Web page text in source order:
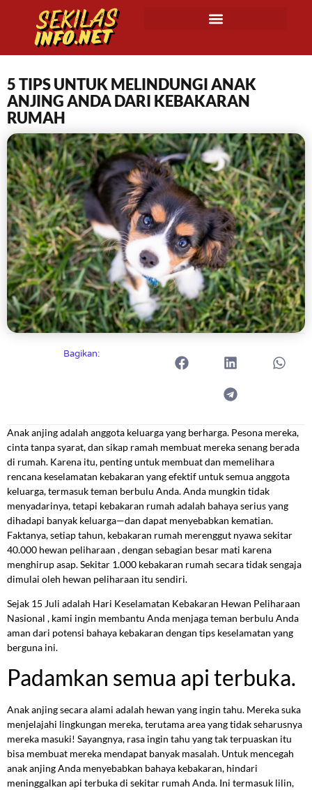
5 TIPS UNTUK MELINDUNGI ANAK
ANJING ANDA DARI KEBAKARAN
RUMAH
Bagikan:
Anak anjing adalah anggota keluarga yang berharga. Pesona mereka,
cinta tanpa syarat, dan sikap ramah membuat mereka senang berada
di rumah. Karena itu, penting untuk membuat dan memelihara
rencana keselamatan kebakaran yang efektif untuk semua anggota
keluarga, termasuk teman berbulu Anda. Anda mungkin tidak
menyadarinya, tetapi kebakaran rumah adalah bahaya serius yang
dihadapi banyak keluarga—dan dapat menyebabkan kematian.
Faktanya, setiap tahun, kebakaran rumah merenggut nyawa sekitar
40.000 hewan peliharaan , dengan sebagian besar mati karena
menghirup asap. Sekitar 1.000 kebakaran rumah secara tidak sengaja
dimulai oleh hewan peliharaan itu sendiri.
Sejak 15 Juli adalah Hari Keselamatan Kebakaran Hewan Peliharaan
Nasional , kami ingin membantu Anda menjaga teman berbulu Anda
aman dari potensi bahaya kebakaran dengan tips keselamatan yang
berguna ini.
Padamkan semua api terbuka.
Anak anjing secara alami adalah hewan yang ingin tahu. Mereka suka
menjelajahi lingkungan mereka, terutama area yang tidak seharusnya
mereka masuki! Sayangnya, rasa ingin tahu yang tak terpuaskan itu
bisa membuat mereka mendapat banyak masalah. Untuk mencegah
anak anjing Anda menyebabkan bahaya kebakaran, hindari
meninggalkan api terbuka di sekitar rumah Anda. Ini termasuk lilin,